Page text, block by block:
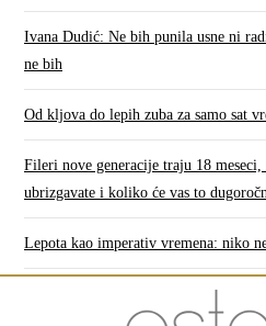
Ivana Dudić: Ne bih punila usne ni
ne bih
Od kljova do lepih zuba za samo sat
Fileri nove generacije traju 18
ubrizgavate i koliko će vas to
Lepota kao imperativ vremena: niko